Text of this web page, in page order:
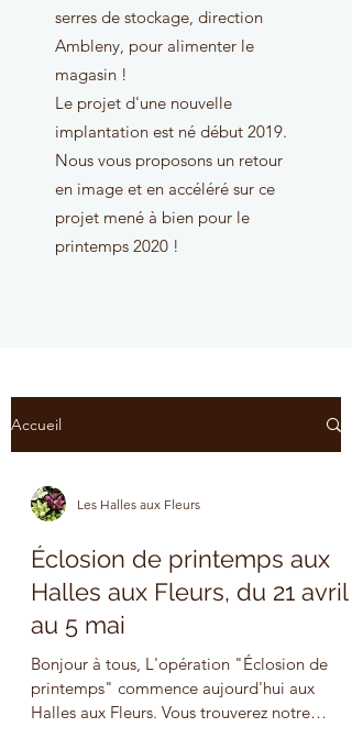
serres de stockage, direction
Ambleny, pour alimenter le
magasin !
Le projet d'une nouvelle
implantation est né début 2019.
Nous vous proposons un retour
en image et en accéléré sur ce
projet mené à bien pour le
printemps 2020 !
Accueil
Les Halles aux Fleurs
Éclosion de printemps aux
Halles aux Fleurs, du 21 avril
au 5 mai
Bonjour à tous, L'opération "Éclosion de
printemps" commence aujourd'hui aux
Halles aux Fleurs. Vous trouverez notre